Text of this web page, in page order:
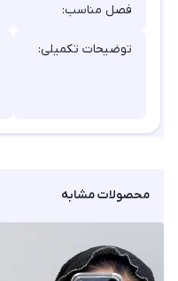
فصل مناسب:
توضیحات تکمیلی:
محصولات مشابه